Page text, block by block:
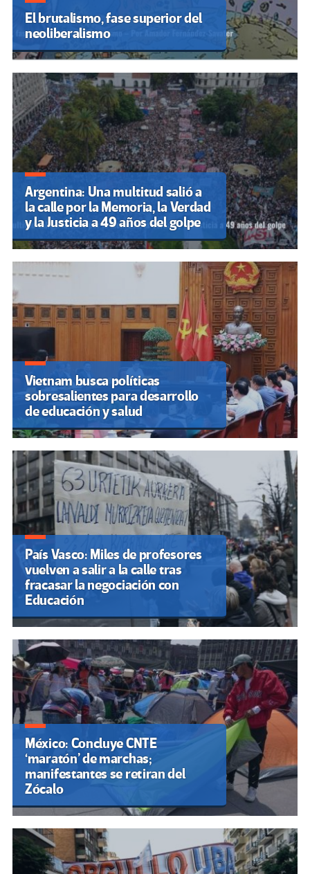
El brutalismo, fase superior del
neoliberalismo
Argentina: Una multitud salió a
la calle por la Memoria, la Verdad
y la Justicia a 49 años del golpe
Vietnam busca políticas
sobresalientes para desarrollo
de educación y salud
País Vasco: Miles de profesores
vuelven a salir a la calle tras
fracasar la negociación con
Educación
México: Concluye CNTE
‘maratón’ de marchas;
manifestantes se retiran del
Zócalo